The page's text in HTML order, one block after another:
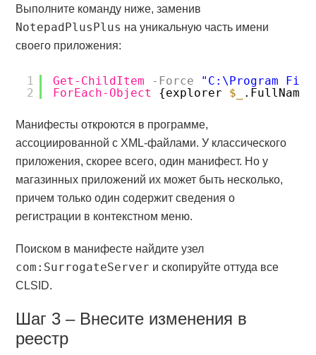
Выполните команду ниже, заменив
NotepadPlusPlus на уникальную часть имени
своего приложения:
1
2
Get-ChildItem -Force
"C:\Program
ForEach-Object
{explorer $_ .FullName}
Манифесты откроются в программе,
ассоциированной с XML-файлами. У классического
приложения, скорее всего, один манифест. Но у
магазинных приложений их может быть несколько,
причем только один содержит сведения о
регистрации в контекстном меню.
Поиском в манифесте найдите узел
com:SurrogateServer и скопируйте оттуда все
CLSID.
Шаг 3 – Внесите изменения в
реестр